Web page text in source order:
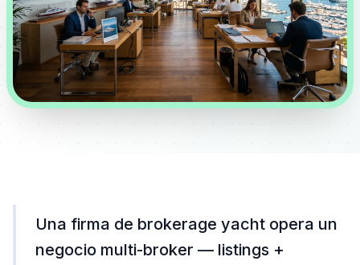
Una firma de brokerage yacht opera un
negocio multi-broker — listings +